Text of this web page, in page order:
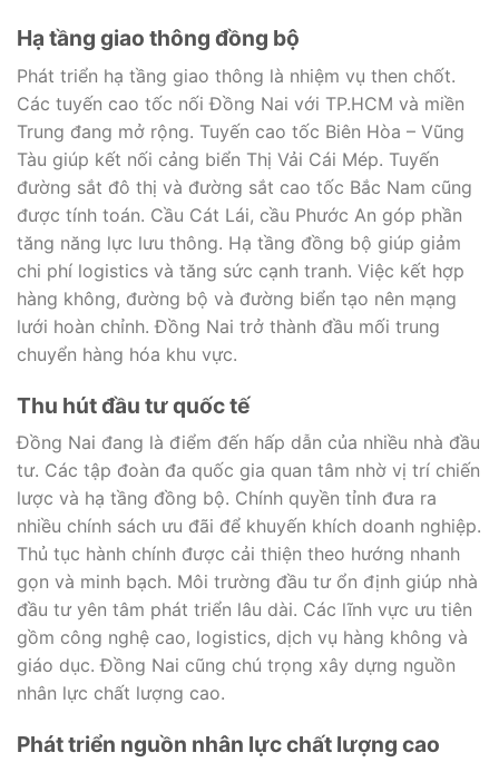
Hạ tầng giao thông đồng bộ
Phát triển hạ tầng giao thông là nhiệm vụ then chốt.
Các tuyến cao tốc nối Đồng Nai với TP.HCM và miền
Trung đang mở rộng. Tuyến cao tốc Biên Hòa – Vũng
Tàu giúp kết nối cảng biển Thị Vải Cái Mép. Tuyến
đường sắt đô thị và đường sắt cao tốc Bắc Nam cũng
được tính toán. Cầu Cát Lái, cầu Phước An góp phần
tăng năng lực lưu thông. Hạ tầng đồng bộ giúp giảm
chi phí logistics và tăng sức cạnh tranh. Việc kết hợp
hàng không, đường bộ và đường biển tạo nên mạng
lưới hoàn chỉnh. Đồng Nai trở thành đầu mối trung
chuyển hàng hóa khu vực.
Thu hút đầu tư quốc tế
Đồng Nai đang là điểm đến hấp dẫn của nhiều nhà đầu
tư. Các tập đoàn đa quốc gia quan tâm nhờ vị trí chiến
lược và hạ tầng đồng bộ. Chính quyền tỉnh đưa ra
nhiều chính sách ưu đãi để khuyến khích doanh nghiệp.
Thủ tục hành chính được cải thiện theo hướng nhanh
gọn và minh bạch. Môi trường đầu tư ổn định giúp nhà
đầu tư yên tâm phát triển lâu dài. Các lĩnh vực ưu tiên
gồm công nghệ cao, logistics, dịch vụ hàng không và
giáo dục. Đồng Nai cũng chú trọng xây dựng nguồn
nhân lực chất lượng cao.
Phát triển nguồn nhân lực chất lượng cao